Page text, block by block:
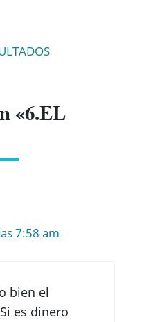
«6.EL
7:58 am
bien el
es dinero